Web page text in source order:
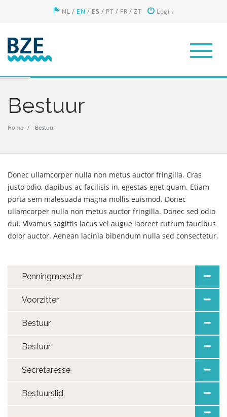
NL / EN / ES / PT / FR /ZT Login
Bestuur
Home Bestuur
Donec ullamcorper nulla non metus auctor fringilla. Cras
justo odio, dapibus ac facilisis in, egestas eget quam. Etiam
porta sem malesuada magna mollis euismod. Donec
ullamcorper nulla non metus auctor fringilla. Donec sed odio
dui. Vivamus sagittis lacus vel augue laoreet rutrum faucibus
dolor auctor. Aenean lacinia bibendum nulla sed consectetur.
Penningmeester
Voorzitter
Bestuur
Bestuur
Secretaresse
Bestuurslid